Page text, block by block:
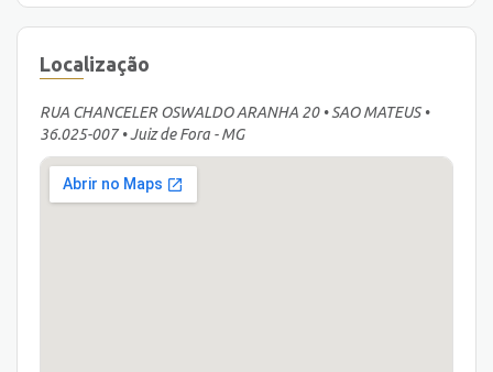
Localização
RUA CHANCELER OSWALDO ARANHA 20 • SAO MATEUS •
36.025-007 • Juiz de Fora - MG